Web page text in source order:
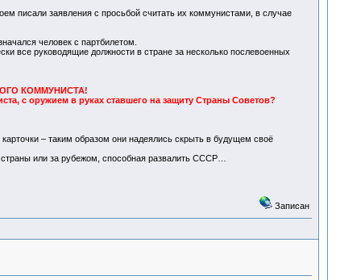
писали заявления с просьбой считать их коммунистами, в случае
человек с партбилетом.
все руководящие должности в стране за несколько послевоенных
КОММУНИСТА!
с оружием в руках ставшего на защиту Страны Советов?
– таким образом они надеялись скрыть в будущем своё
или за рубежом, способная развалить СССР…
Записан